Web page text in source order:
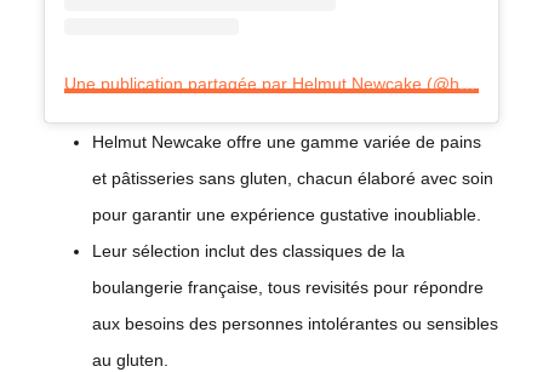
Une publication partagée par Helmut Newcake (@helmutnewcake)
Helmut Newcake offre une gamme variée de pains
et pâtisseries sans gluten, chacun élaboré avec soin
pour garantir une expérience gustative inoubliable.
Leur sélection inclut des classiques de la
boulangerie française, tous revisités pour répondre
aux besoins des personnes intolérantes ou sensibles
au gluten.